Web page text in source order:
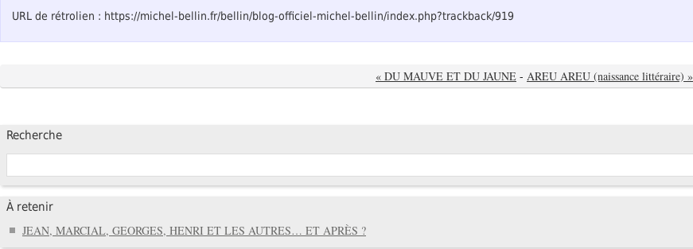
URL de rétrolien : https://michel-bellin.fr/bellin/blog-officiel-michel-bellin/index.php?trackback/919
« DU MAUVE ET DU JAUNE - AREU AREU (naissance littéraire) »
Recherche
À retenir
JEAN, MARCIAL, GEORGES, HENRI ET LES AUTRES… ET APRÈS ?